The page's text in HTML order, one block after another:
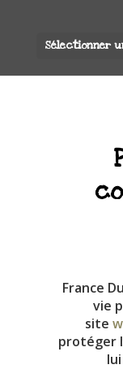
Sélectionner
France
vie
site
protéger